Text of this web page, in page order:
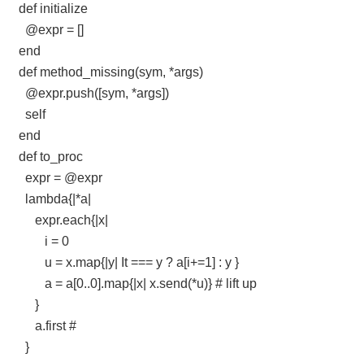
def initialize
@expr = []
end
def method_missing(sym, *args)
@expr.push([sym, *args])
self
end
def to_proc
expr = @expr
lambda{|*a|
expr.each{|x|
i = 0
u = x.map{|y| It === y ? a[i+=1] : y }
a = a[0..0].map{|x| x.send(*u)} # lift up
}
a.first #
}